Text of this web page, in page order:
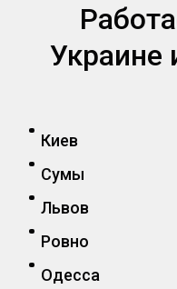
Украине
Киев
Сумы
Львов
Ровно
Одесса